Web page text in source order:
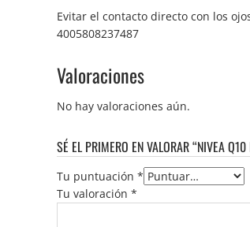
Evitar el contacto directo con los
4005808237487
Valoraciones
No hay valoraciones aún.
SÉ EL PRIMERO EN VALORAR “NIVEA
Tu puntuación *
Tu valoración *